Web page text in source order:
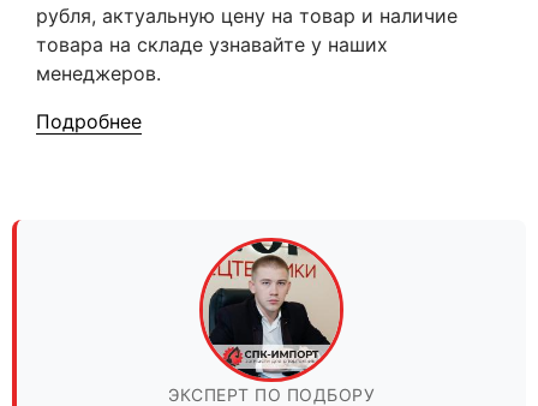
рубля, актуальную цену на товар и наличие
товара на складе узнавайте у наших
менеджеров.
Подробнее
ЭКСПЕРТ ПО ПОДБОРУ